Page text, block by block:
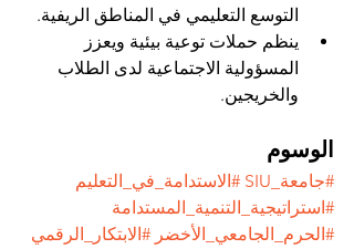
التوسع التعليمي في المناطق الريفية.
ينظم حملات توعية بيئية ويعزز
المسؤولية الاجتماعية لدى الطلاب
والخريجين.
الوسوم
#جامعة_SIU
#الاستدامة_في_التعليم
#استراتيجية_التنمية_المستدامة
#الحرم_الجامعي_الأخضر #الابتكار_الرقمي